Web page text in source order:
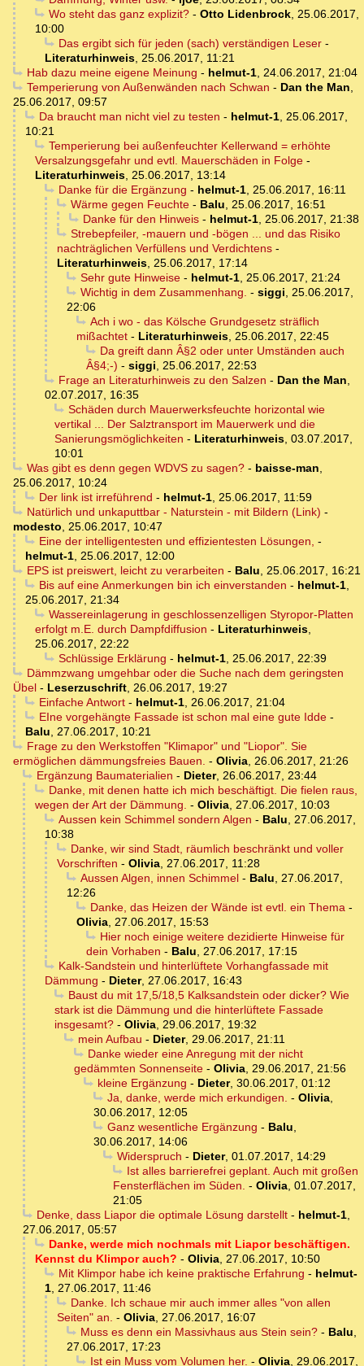
Wo steht das ganz explizit?- Otto Lidenbrock, 25.06.2017,
10:00
Das ergibt sich für jeden (sach) verständigen Leser-
Literaturhinweis, 25.06.2017, 11:21
Hab dazu meine eigene Meinung - helmut-1, 24.06.2017, 21:04
Temperierung von Außenwänden nach Schwan - Dan the Man,
25.06.2017, 09:57
Da braucht man nicht viel zu testen - helmut-1, 25.06.2017,
10:21
Temperierung bei außenfeuchter Kellerwand = erhöhte
Versalzungsgefahr und evtl. Mauerschäden in Folge -
Literaturhinweis, 25.06.2017, 13:14
Danke für die Ergänzung - helmut-1, 25.06.2017, 16:11
Wärme gegen Feuchte- Balu, 25.06.2017, 16:51
Danke für den Hinweis- helmut-1, 25.06.2017, 21:38
Strebepfeiler, -mauern und -bögen ... und das Risiko
nachträglichen Verfüllens und Verdichtens -
Literaturhinweis, 25.06.2017, 17:14
Sehr gute Hinweise- helmut-1, 25.06.2017, 21:24
Wichtig in dem Zusammenhang. - siggi, 25.06.2017,
22:06
Ach i wo - das Kölsche Grundgesetz sträflich
mißachtet - Literaturhinweis, 25.06.2017, 22:45
Da greift dann Â§2 oder unter Umständen auch
Â§4;-) - siggi, 25.06.2017, 22:53
Frage an Literaturhinweis zu den Salzen - Dan the Man,
02.07.2017, 16:35
Schäden durch Mauerwerksfeuchte horizontal wie
vertikal ... Der Salztransport im Mauerwerk und die
Sanierungsmöglichkeiten - Literaturhinweis, 03.07.2017,
10:01
Was gibt es denn gegen WDVS zu sagen?- baisse-man,
25.06.2017, 10:24
Der link ist irreführend - helmut-1, 25.06.2017, 11:59
Natürlich und unkaputtbar - Naturstein - mit Bildern (Link) -
modesto, 25.06.2017, 10:47
Eine der intelligentesten und effizientesten Lösungen, -
helmut-1, 25.06.2017, 12:00
EPS ist preiswert, leicht zu verarbeiten - Balu, 25.06.2017, 16:21
Bis auf eine Anmerkungen bin ich einverstanden - helmut-1,
25.06.2017, 21:34
Wassereinlagerung in geschlossenzelligen Styropor-Platten
erfolgt m.E. durch Dampfdiffusion - Literaturhinweis,
25.06.2017, 22:22
Schlüssige Erklärung - helmut-1, 25.06.2017, 22:39
Dämmzwang umgehbar oder die Suche nach dem geringsten
Übel - Leserzuschrift, 26.06.2017, 19:27
Einfache Antwort- helmut-1, 26.06.2017, 21:04
EIne vorgehängte Fassade ist schon mal eine gute Idde-
Balu, 27.06.2017, 10:21
Frage zu den Werkstoffen "Klimapor" und "Liopor". Sie
ermöglichen dämmungsfreies Bauen. - Olivia, 26.06.2017, 21:26
Ergänzung Baumaterialien - Dieter, 26.06.2017, 23:44
Danke, mit denen hatte ich mich beschäftigt. Die fielen raus,
wegen der Art der Dämmung. - Olivia, 27.06.2017, 10:03
Aussen kein Schimmel sondern Algen - Balu, 27.06.2017,
10:38
Danke, wir sind Stadt, räumlich beschränkt und voller
Vorschriften - Olivia, 27.06.2017, 11:28
Aussen Algen, innen Schimmel- Balu, 27.06.2017,
12:26
Danke, das Heizen der Wände ist evtl. ein Thema-
Olivia, 27.06.2017, 15:53
Hier noch einige weitere dezidierte Hinweise für
dein Vorhaben - Balu, 27.06.2017, 17:15
Kalk-Sandstein und hinterlüftete Vorhangfassade mit
Dämmung - Dieter, 27.06.2017, 16:43
Baust du mit 17,5/18,5 Kalksandstein oder dicker? Wie
stark ist die Dämmung und die hinterlüftete Fassade
insgesamt? - Olivia, 29.06.2017, 19:32
mein Aufbau - Dieter, 29.06.2017, 21:11
Danke wieder eine Anregung mit der nicht
gedämmten Sonnenseite - Olivia, 29.06.2017, 21:56
kleine Ergänzung - Dieter, 30.06.2017, 01:12
Ja, danke, werde mich erkundigen. - Olivia,
30.06.2017, 12:05
Ganz wesentliche Ergänzung - Balu,
30.06.2017, 14:06
Widerspruch - Dieter, 01.07.2017, 14:29
Ist alles barrierefrei geplant. Auch mit großen
Fensterflächen im Süden. - Olivia, 01.07.2017,
21:05
Denke, dass Liapor die optimale Lösung darstellt- helmut-1,
27.06.2017, 05:57
Danke, werde mich nochmals mit Liapor beschäftigen.
Kennst du Klimpor auch? - Olivia, 27.06.2017, 10:50
Mit Klimpor habe ich keine praktische Erfahrung - helmut-
1, 27.06.2017, 11:46
Danke. Ich schaue mir auch immer alles "von allen
Seiten" an. - Olivia, 27.06.2017, 16:07
Muss es denn ein Massivhaus aus Stein sein?- Balu,
27.06.2017, 17:23
Ist ein Muss vom Volumen her. - Olivia, 29.06.2017,